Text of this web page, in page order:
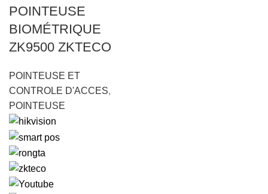
POINTEUSE
BIOMÉTRIQUE
ZK9500 ZKTECO
POINTEUSE ET
CONTROLE D'ACCES,
POINTEUSE